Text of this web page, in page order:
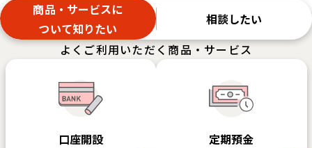
事業性融資にかかるご融資完済後の契約書類のお取扱い
について[PDF:140KB]
金融機関を騙るフィッシングメールにご注意くださ
店舗、ATMの開設・統合・移転・閉店のお知らせ
商品・サービスに
ついて知りたい
相談したい
よくご利用いただく商品・サービス
口座開設 定期預⾦